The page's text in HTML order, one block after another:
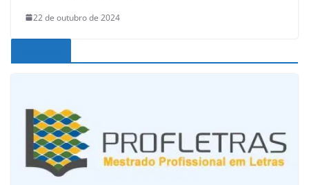
22 de outubro de 2024